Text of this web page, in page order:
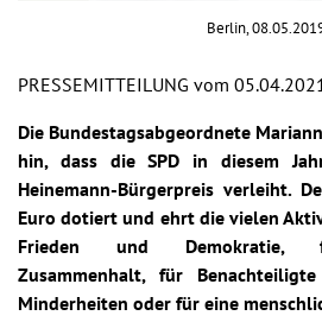
Berlin,
PRESSEMITTEILUNG vom
Die Bundestagsabgeordnete
hin, dass die SPD in diesem
Heinemann-Bürgerpreis verleiht.
Euro dotiert und ehrt die vielen
Frieden und
Zusammenhalt, für
Minderheiten oder für eine